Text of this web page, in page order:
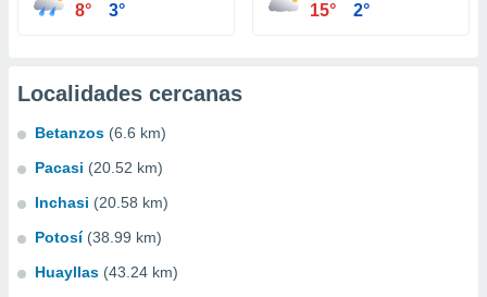
8° 3° 15° 2°
Localidades cercanas
Betanzos (6.6 km)
Pacasi (20.52 km)
Inchasi (20.58 km)
Potosí (38.99 km)
Huayllas (43.24 km)